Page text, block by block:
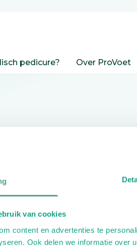
van cookies
content en advertenties te
Ook delen we informatie over
pedicure? Over ProVoet
pedicure.